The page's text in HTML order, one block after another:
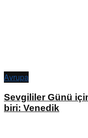
Avrupa
Sevgililer Günü
biri: Venedik